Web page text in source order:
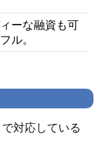
ーな融資も可
ル。
対応している